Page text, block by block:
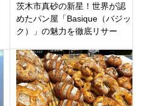
茨木市真砂の新星！世界が認
めたパン屋「Basique（バジッ
ク）」の魅力を徹底リサー
の味